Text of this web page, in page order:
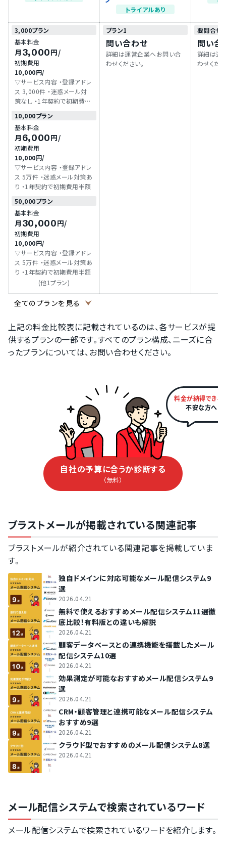
トライアルあり
3,000プラン
基本料金
月 3,000円/
初期費用
10,000円/
▽サービス内容 ・登録アドレ
ス 3,000件 ・迷惑メール対
策なし ・1年契約で初期費用
プラン1
問い合わせ
詳細は運営企業へお問い合
わせください。
要問合せ
問い合
詳細は運
わせくださ
10,000プラン
基本料金
月 6,000円/
初期費用
10,000円/
▽サービス内容 ・登録アドレ
ス 5万件 ・迷惑メール対策あ
り ・1年契約で初期費用半額
50,000プラン
基本料金
月 30,000円/
初期費用
10,000円/
▽サービス内容 ・登録アドレ
ス 5万件 ・迷惑メール対策あ
り ・1年契約で初期費用半額
(他1プラン)
全てのプランを見る
上記の料金比較表に記載されているのは、各サービスが提
供するプランの一部です。すべてのプラン構成、ニーズに合
ったプランについては、お問い合わせください。
料金が納得できる
不安な方へ
自社の予算に合うか診断する
（無料）
ブラストメールが掲載されている関連記事
ブラストメールが紹介されている関連記事を掲載していま
す。
独自ドメインに対応可能なメール配信システム9
選
2026.04.21
無料で使えるおすすめメール配信システム11選徹
底比較！有料版との違いも解説
2026.04.21
顧客データベースとの連携機能を搭載したメール
配信システム10選
2026.04.21
効果測定が可能なおすすめメール配信システム9
選
2026.04.21
CRM・顧客管理と連携可能なメール配信システム
おすすめ9選
2026.04.21
クラウド型でおすすめのメール配信システム8選
2026.04.21
メール配信システムで検索されているワード
メール配信システムで検索されているワードを紹介します。